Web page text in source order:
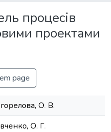
процесів
проектами
page
О. В.
О. Г.